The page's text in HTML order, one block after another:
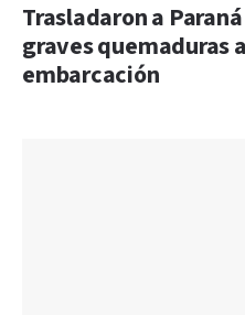
Trasladaron a
graves quemaduras
embarcación